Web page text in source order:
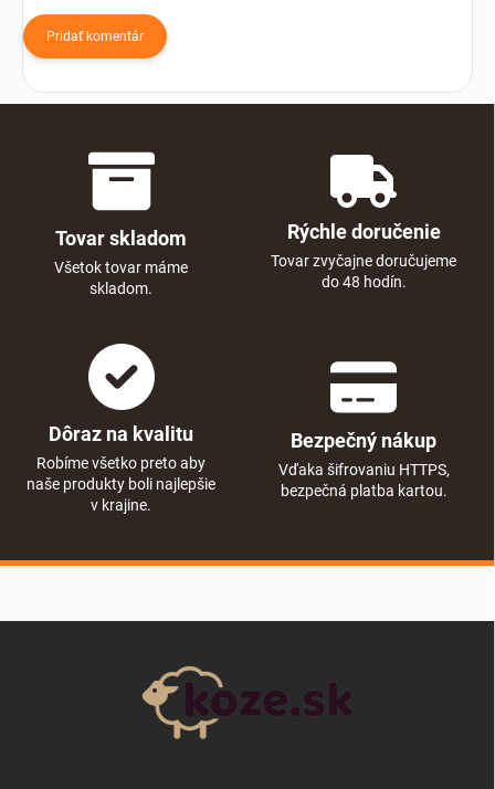
Pridať komentár
Tovar skladom
Všetok tovar máme
skladom.
Rýchle doručenie
Tovar zvyčajne doručujeme
do 48 hodín.
Dôraz na kvalitu
Robíme všetko preto aby
naše produkty boli najlepšie
v krajine.
Bezpečný nákup
Vďaka šifrovaniu HTTPS,
bezpečná platba kartou.